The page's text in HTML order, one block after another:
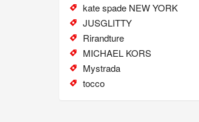
kate spade NEW YORK
JUSGLITTY
Rirandture
MICHAEL KORS
Mystrada
tocco